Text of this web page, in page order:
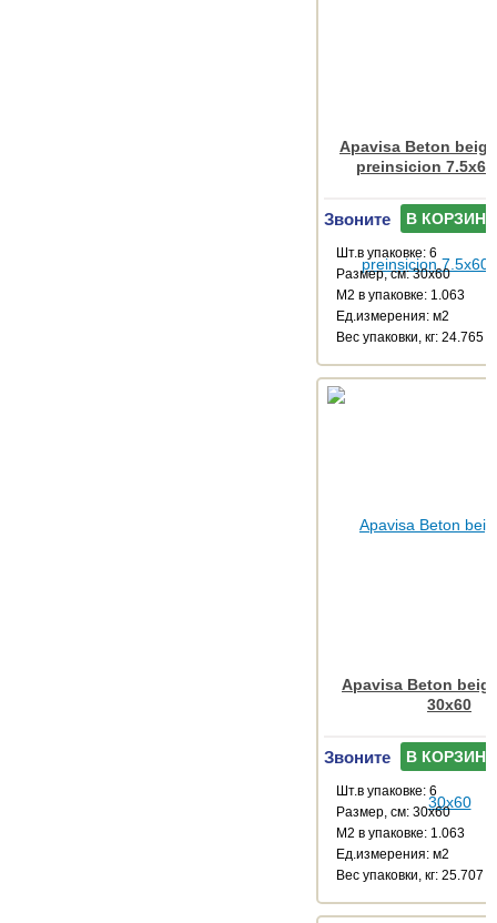
Apavisa Beton
preinsicion 7.5x60
Звоните В КОРЗИНУ
Шт.в упаковке: 6
Размер, см: 30x60
М2 в упаковке: 1.063
Ед.измерения: м2
Веc упаковки, кг: 24.765
Apavisa Beton
30x60
Звоните В КОРЗИНУ
Шт.в упаковке: 6
Размер, см: 30x60
М2 в упаковке: 1.063
Ед.измерения: м2
Веc упаковки, кг: 25.707